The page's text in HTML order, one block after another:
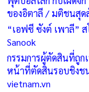
ของอิตาลี / มติชนสุด
“เอฟซี ซังต์ เพาลี”
Sanook
กรรมการผู้ตัดสินที่ถูก
หน้าที่ตัดสินรอบชิงช
vietnam.vn